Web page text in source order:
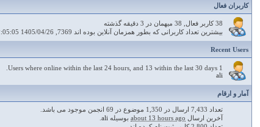
کاربران فعال
38 کاربر فعال, 38 میهمان در 3 دقیقه گذشته
بیشترین تعداد کاربرانی که بطور همزمان آنلاین بوده اند 7369, 1405/04/26 02:05:05 ب.ظ.
Recent Users
1 Users where online within the last 24 hours, and 13 within the last 30 days.
ali
آمار و ارقام
تعداد 7,433 ارسال در 1,350 موضوع در 69 انجمن موجود می باشد.
آخرین ارسال about 13 hours ago بوسیله ali